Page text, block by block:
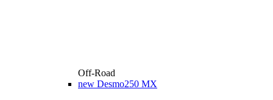
Off-Road
new Desmo250 MX